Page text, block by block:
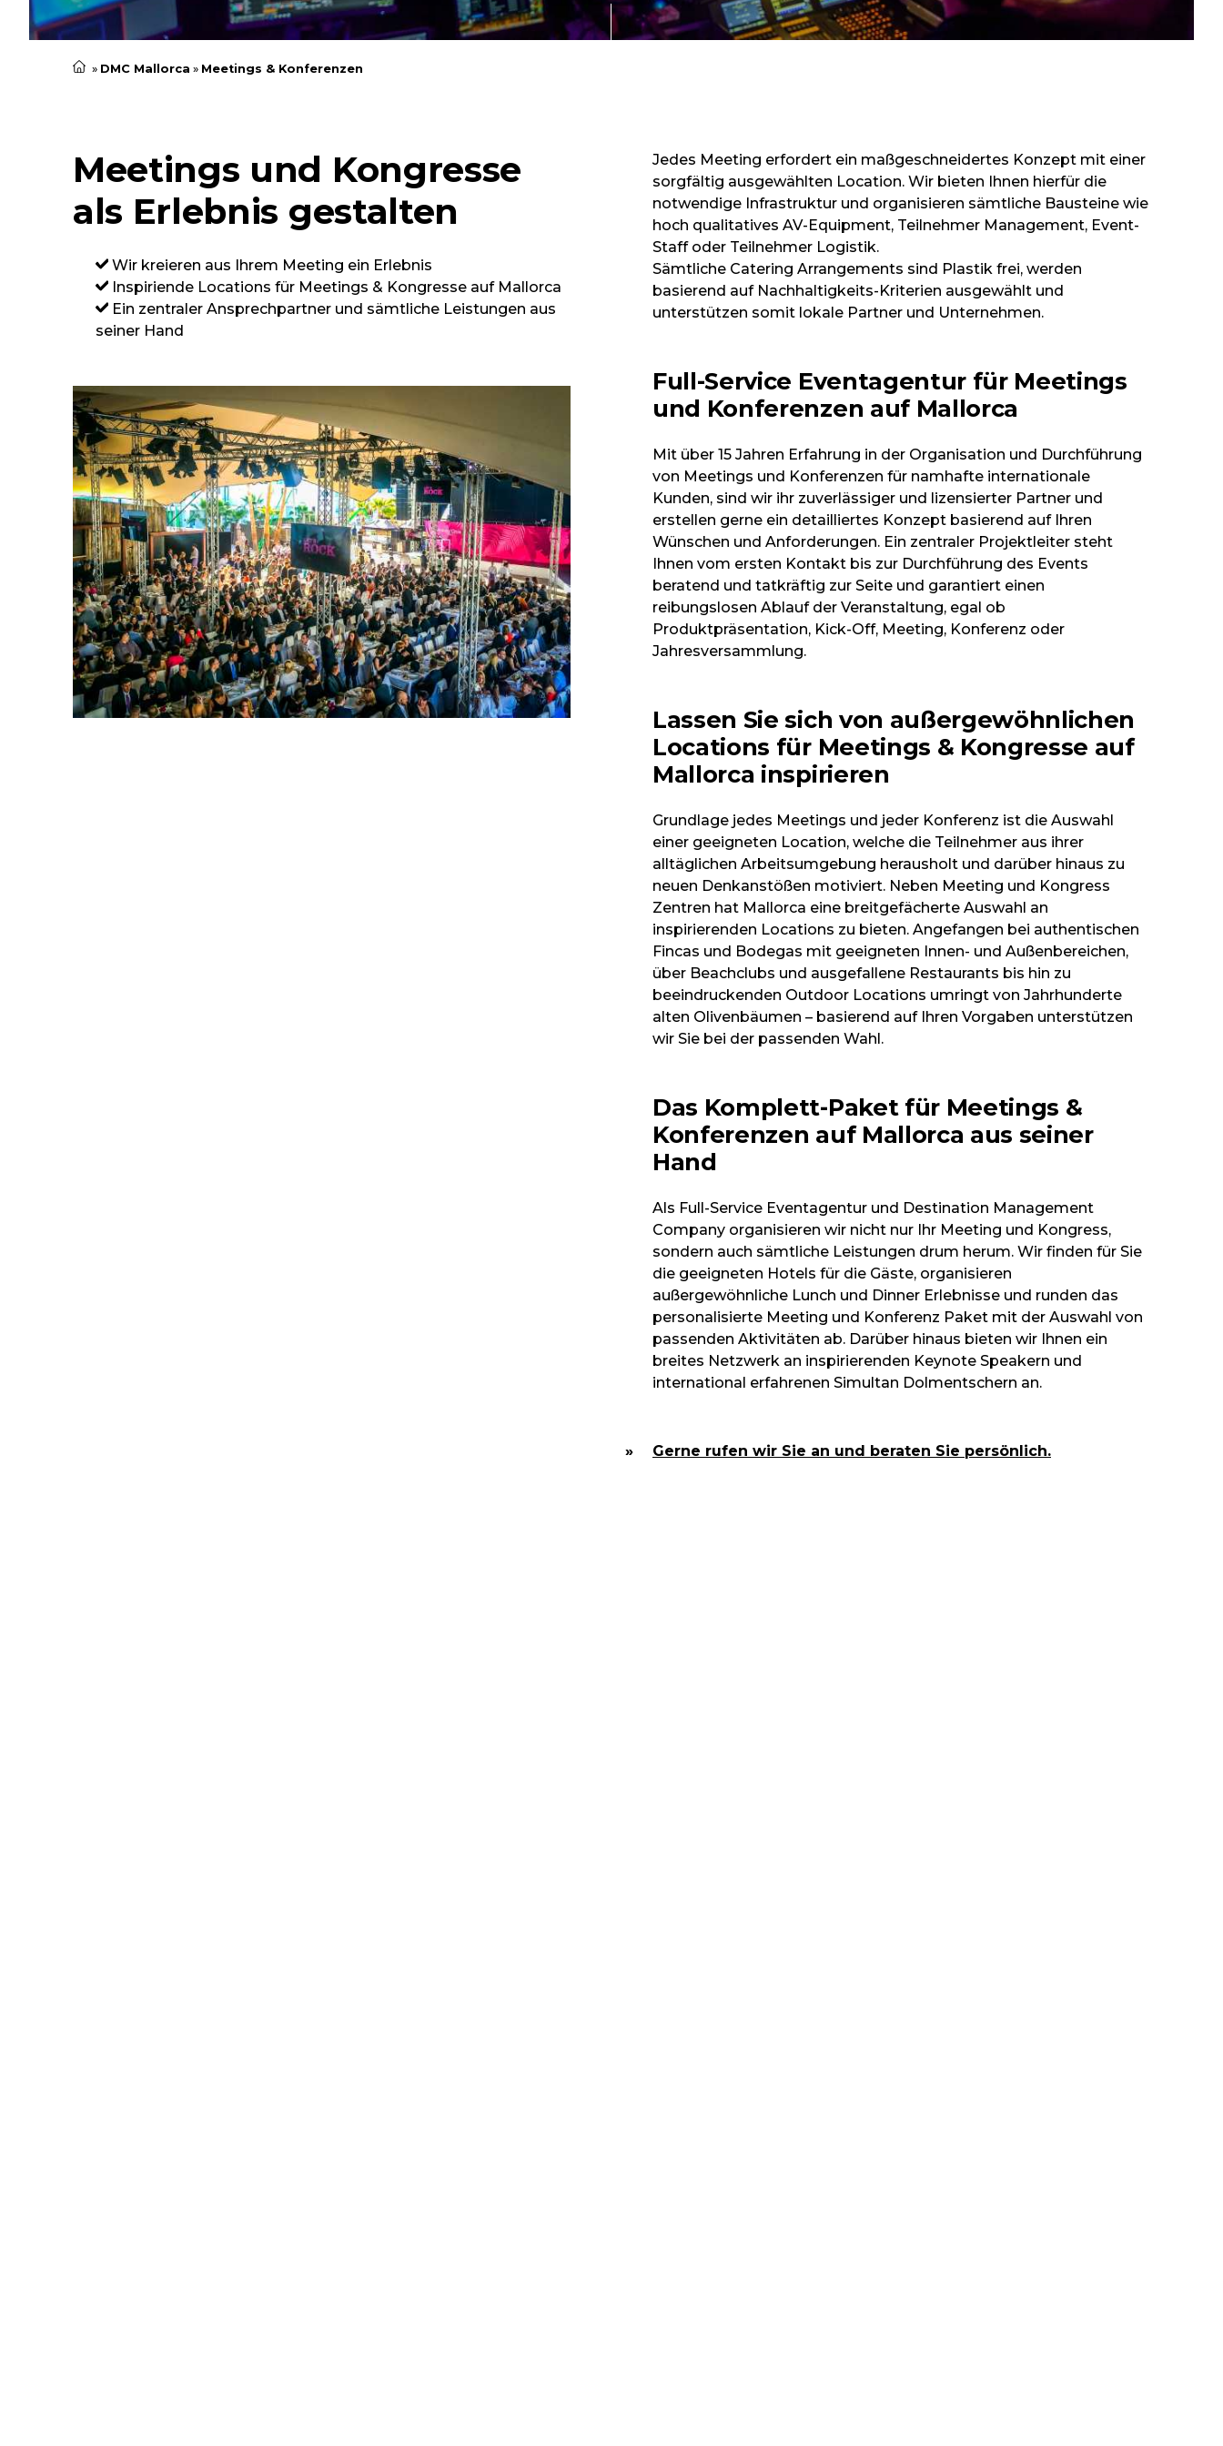
DMC Mallorca Meetings & Konferenzen
Meetings und Kongresse
als Erlebnis gestalten
Wir kreieren aus Ihrem Meeting ein Erlebnis
Inspiriende Locations für Meetings & Kongresse auf Mallorca
Ein zentraler Ansprechpartner und sämtliche Leistungen aus
seiner Hand
Jedes Meeting erfordert ein maßgeschneidertes Konzept mit einer
sorgfältig ausgewählten Location. Wir bieten Ihnen hierfür die
notwendige Infrastruktur und organisieren sämtliche Bausteine wie
hoch qualitatives AV-Equipment, Teilnehmer Management, Event-
Staff oder Teilnehmer Logistik.
Sämtliche Catering Arrangements sind Plastik frei, werden
basierend auf Nachhaltigkeits-Kriterien ausgewählt und
unterstützen somit lokale Partner und Unternehmen.
Full-Service Eventagentur für Meetings
und Konferenzen auf Mallorca
Mit über 15 Jahren Erfahrung in der Organisation und Durchführung
von Meetings und Konferenzen für namhafte internationale
Kunden, sind wir ihr zuverlässiger und lizensierter Partner und
erstellen gerne ein detailliertes Konzept basierend auf Ihren
Wünschen und Anforderungen. Ein zentraler Projektleiter steht
Ihnen vom ersten Kontakt bis zur Durchführung des Events
beratend und tatkräftig zur Seite und garantiert einen
reibungslosen Ablauf der Veranstaltung, egal ob
Produktpräsentation, Kick-Off, Meeting, Konferenz oder
Jahresversammlung.
Lassen Sie sich von außergewöhnlichen
Locations für Meetings & Kongresse auf
Mallorca inspirieren
Grundlage jedes Meetings und jeder Konferenz ist die Auswahl
einer geeigneten Location, welche die Teilnehmer aus ihrer
alltäglichen Arbeitsumgebung herausholt und darüber hinaus zu
neuen Denkanstößen motiviert. Neben Meeting und Kongress
Zentren hat Mallorca eine breitgefächerte Auswahl an
inspirierenden Locations zu bieten. Angefangen bei authentischen
Fincas und Bodegas mit geeigneten Innen- und Außenbereichen,
über Beachclubs und ausgefallene Restaurants bis hin zu
beeindruckenden Outdoor Locations umringt von Jahrhunderte
alten Olivenbäumen – basierend auf Ihren Vorgaben unterstützen
wir Sie bei der passenden Wahl.
Das Komplett-Paket für Meetings &
Konferenzen auf Mallorca aus seiner
Hand
Als Full-Service Eventagentur und Destination Management
Company organisieren wir nicht nur Ihr Meeting und Kongress,
sondern auch sämtliche Leistungen drum herum. Wir finden für Sie
die geeigneten Hotels für die Gäste, organisieren
außergewöhnliche Lunch und Dinner Erlebnisse und runden das
personalisierte Meeting und Konferenz Paket mit der Auswahl von
passenden Aktivitäten ab. Darüber hinaus bieten wir Ihnen ein
breites Netzwerk an inspirierenden Keynote Speakern und
international erfahrenen Simultan Dolmentschern an.
Gerne rufen wir Sie an und beraten Sie persönlich.